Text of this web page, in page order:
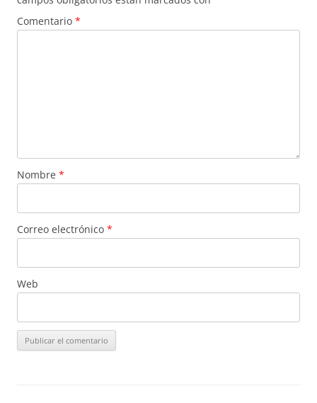
Comentario *
Nombre *
Correo electrónico *
Web